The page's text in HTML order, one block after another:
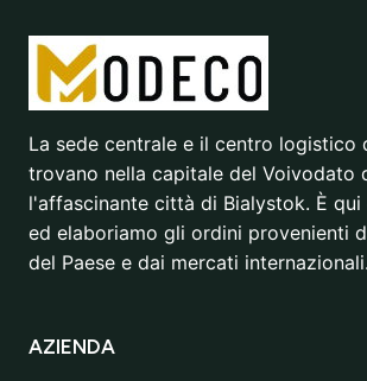
La sede centrale e il centro logistico
trovano nella capitale del Voivodato
l'affascinante città di Bialystok. È qui
ed elaboriamo gli ordini provenienti
del Paese e dai mercati internazionali.
AZIENDA